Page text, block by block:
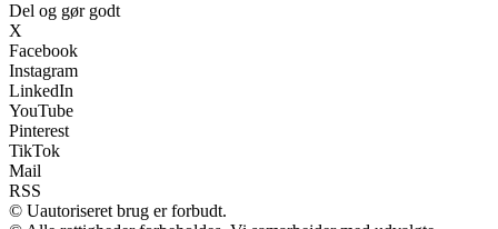
Del og gør godt
X
Facebook
Instagram
LinkedIn
YouTube
Pinterest
TikTok
Mail
RSS
© Uautoriseret brug er forbudt.